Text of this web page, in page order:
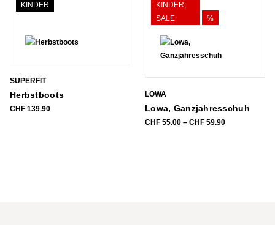
KINDER
SUPERFIT
Herbstboots
CHF 139.90
KINDER,
SALE
%
LOWA
Lowa, Ganzjahresschuh
CHF 55.00 – CHF 59.90Preisspanne: